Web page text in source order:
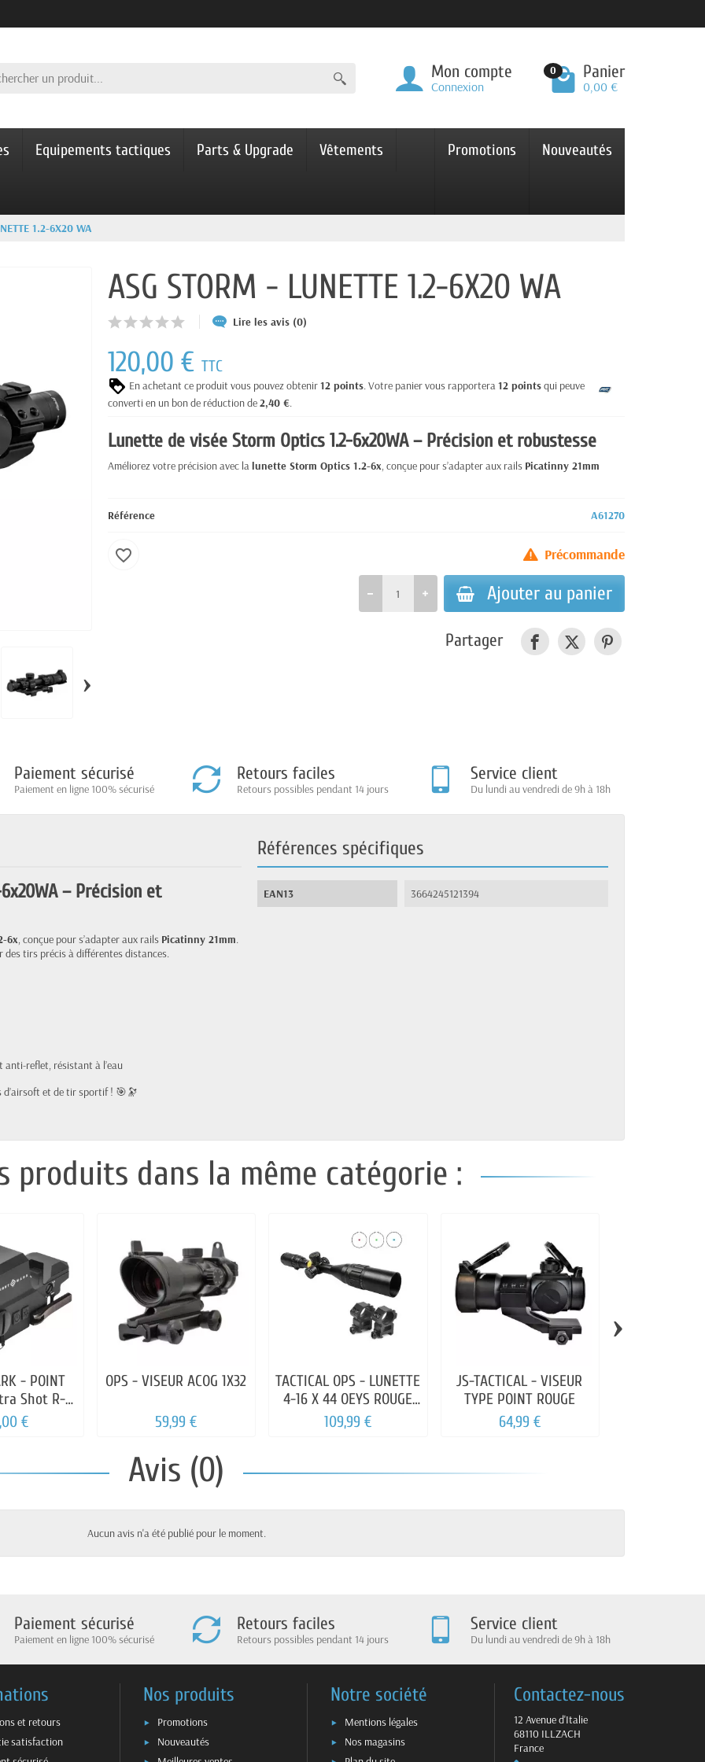
Mon compte
Connexion
0 Panier
0,00 €
Equipements tactiques Parts & Upgrade Vêtements Promotions Nouveautés
1.2-6X20 WA
›
ASG STORM - LUNETTE 1.2-6X20 WA
Lire les avis (0)
120,00 €TTC
En achetant ce produit vous pouvez obtenir12 points. Votre panier vous rapportera12 pointsqui peuvent être
converti en un bon de réduction de2,40 €.
Lunette de visée Storm Optics 1.2-6x20WA – Précision et robustesse
Améliorez votre précision avec lalunette Storm Optics 1.2-6x, conçue pour s’adapter aux rails Picatinny 21mm
Référence A61270
Précommande
Ajouter au panier
favorite_border
Partager
Paiement sécurisé
Paiement en ligne 100% sécurisé
Retours faciles
Retours possibles pendant 14 jours
Service client
Du lundi au vendredi de 9h à 18h
– Précision et
6x, conçue pour s’adapter aux rails Picatinny 21mm.
tirs précis à différentes distances.
reflet, résistant à l’eau
et de tir sportif ! 🎯🔭
Références spécifiques
EAN13 3664245121394
produits dans la même catégorie :
- POINT
Shot R-
€
OPS - VISEUR ACOG 1X32
59,99 €
TACTICAL OPS - LUNETTE
4-16 X 44 OEYS ROUGE
VERT BLEU
109,99 €
JS-TACTICAL - VISEUR
TYPE POINT ROUGE
64,99 €
›
Avis (0)
Aucun avis n'a été publié pour le moment.
Paiement sécurisé
Paiement en ligne 100% sécurisé
Retours faciles
Retours possibles pendant 14 jours
Service client
Du lundi au vendredi de 9h à 18h
et retours
satisfaction
Nos produits
Promotions
Nouveautés
Notre société
Mentions légales
Nos magasins
Contactez-nous
12 Avenue d'Italie
68110 ILLZACH
France